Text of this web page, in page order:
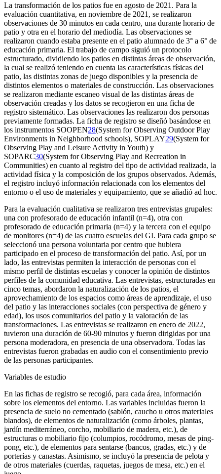
La transformación de los patios fue en agosto de 2021. Para la
evaluación cuantitativa, en noviembre de 2021, se realizaron
observaciones de 30 minutos en cada centro, una durante horario de
patio y otra en el horario del mediodía. Las observaciones se
realizaron cuando estaba presente en el patio alumnado de 3° a 6° de
educación primaria. El trabajo de campo siguió un protocolo
estructurado, dividiendo los patios en distintas áreas de observación,
la cual se realizó teniendo en cuenta las características físicas del
patio, las distintas zonas de juego disponibles y la presencia de
distintos elementos o materiales de construcción. Las observaciones
se realizaron mediante escaneo visual de las distintas áreas de
observación creadas y los datos se recogieron en una ficha de
registro sistemático. Las observaciones las realizaron dos personas
previamente formadas. La ficha de registro se diseñó basándose en
los instrumentos SOOPEN28(System for Observing Outdoor Play
Environments in Neighborhood schools), SOPLAY29(System for
Observing Play and Leisure Activity in Youth) y
SOPARC30(System for Observing Play and Recreation in
Communities) en cuanto al registro del tipo de actividad realizada, la
actividad física y la composición de los grupos observados. Además,
el registro incluyó información relacionada con los elementos del
entorno o el uso de materiales y equipamiento, que se añadió ad hoc.
Para la evaluación cualitativa se realizaron tres entrevistas grupales:
una con profesorado de educación infantil (n=4), otra con
profesorado de educación primaria (n=4) y la tercera con el equipo
de monitores (n=4) de las cuatro escuelas del GI. Para cada grupo se
seleccionó una persona voluntaria por centro que hubiera
participado en el proceso de transformación del patio. Así, por un
lado, las entrevistas permiten la interacción de personas con el
mismo perfil de distintas escuelas y conocer la opinión de distintos
perfiles de la comunidad educativa. Las entrevistas, estructuradas en
cinco temas, abordaron la naturalización de los patios, el
aprovechamiento de los espacios como áreas de aprendizaje, el uso
del patio y las interacciones sociales (con perspectiva de género y
edad), los usos comunitarios del patio y la valoración de las
transformaciones. Las entrevistas se realizaron en enero de 2022,
tuvieron una duración de 60-90 minutos y fueron dirigidas por una
persona moderadora, en presencia de una observadora. Todas las
entrevistas fueron grabadas en audio con el consentimiento previo
de las personas participantes.
Variables de estudio
En las fichas de registro se recogió, para cada área, información
sobre los elementos del entorno. Las variables incluidas fueron la
presencia de suelo no cementado (sablón, caucho u otros materiales
blandos), de elementos de naturalización (como árboles, plantas,
jardín mediterráneo, corcho, mobiliario de madera, etc.), de
estructuras o mobiliario fijo (columpios, rocódromo, mesas de ping-
pong, etc.), de elementos para sentarse (bancos, gradas, etc.) y de
porterías y canastas. Asimismo, se incluyó la presencia de pelota y
de otros materiales (cuerdas, raquetas, juegos de mesa, etc.) en el